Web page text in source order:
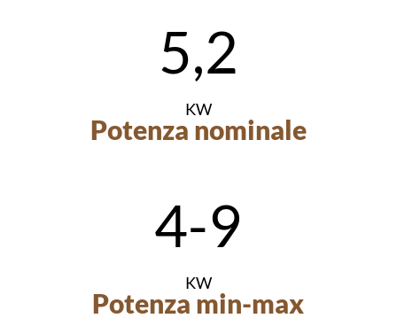
5,2
KW
Potenza nominale
4-9
KW
Potenza min-max